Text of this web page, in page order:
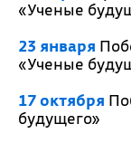
«Ученые
23 января
«Ученые
17 октября
будущего»